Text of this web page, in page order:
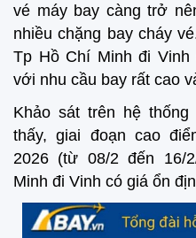
vé máy bay càng trở
nhiều chặng bay cháy
Tp Hồ Chí Minh đi Vinh
với nhu cầu bay rất cao
Khảo sát trên hệ thống
thấy, giai đoạn cao
2026 (từ 08/2 đến 16/
Minh đi Vinh có giá ổn